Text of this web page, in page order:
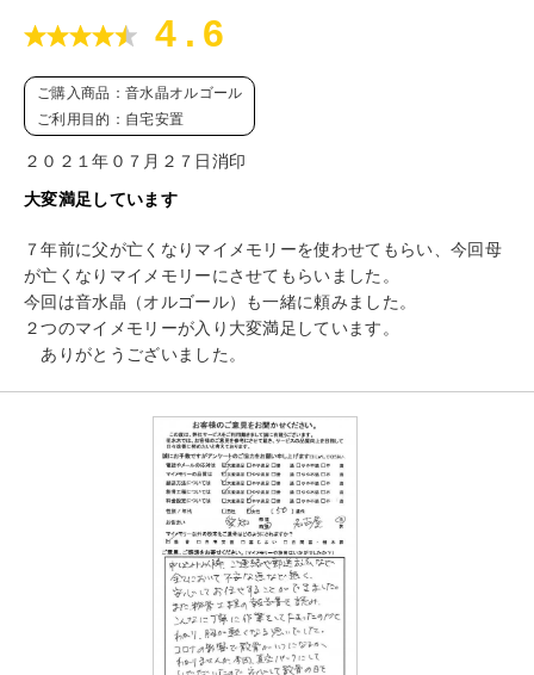
4.6
ご購入商品：音水晶オルゴール
ご利用目的：自宅安置
２０２１年０７月２７日消印
大変満足しています
７年前に父が亡くなりマイメモリーを使わせてもらい、今回母
が亡くなりマイメモリーにさせてもらいました。
今回は音水晶（オルゴール）も一緒に頼みました。
２つのマイメモリーが入り大変満足しています。
ありがとうございました。